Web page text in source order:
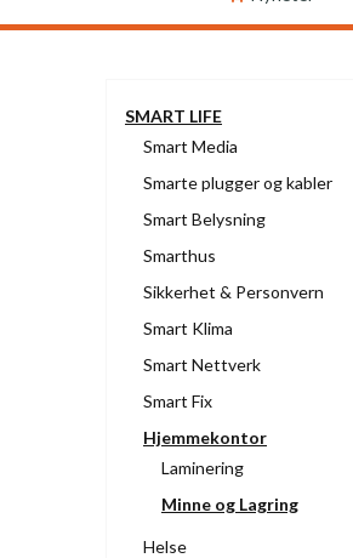
SMART LIFE
Smart Media
Smarte plugger og kabler
Smart Belysning
Smarthus
Sikkerhet & Personvern
Smart Klima
Smart Nettverk
Smart Fix
Hjemmekontor
Laminering
Minne og Lagring
Helse